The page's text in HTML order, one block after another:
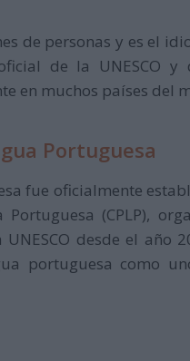
de personas y es el
de la UNESCO y
en muchos países del
Portuguesa
fue oficialmente
(CPLP),
desde el año
portuguesa como